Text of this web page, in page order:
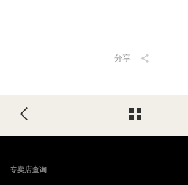
分享
专卖店查询